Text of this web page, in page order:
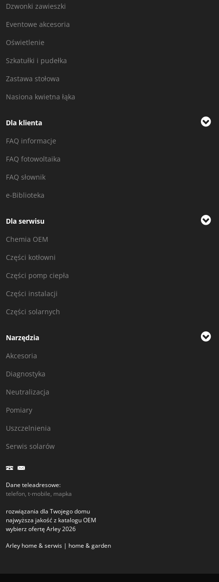
Dzwonki zawieszki
Eventowe akcesoria
Oświetlenie
Szkatułki i pudełka
Zastawa stołowa
Nasiona kwietna łąka
Dla klienta
FAQ informacje
FAQ fotowoltaika
FAQ słownik
e-Biblioteka
Dla serwisu
Chemia OEM
Części kotłowni
Części pomp ciepła
Części instalacji
Części solarnych
Narzędzia
Akcesoria
Diagnostyka
Neutralizacja
Pomiary
Uszczelnienia
Serwis solarów
Dane teleadresowe:
telefon, t-mobile, mapka
rozwiązania dla Twojego domu
najwyższa jakość z katalogu OEM
wybierz ofertę Arley 2026
Arley home & serwis | home & garden